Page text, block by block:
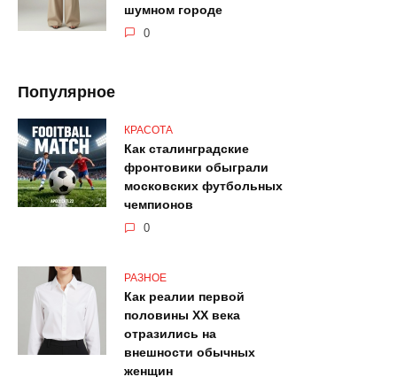
шумном городе
0
Популярное
КРАСОТА
Как сталинградские
фронтовики обыграли
московских футбольных
чемпионов
0
РАЗНОЕ
Как реалии первой
половины ХХ века
отразились на
внешности обычных
женщин